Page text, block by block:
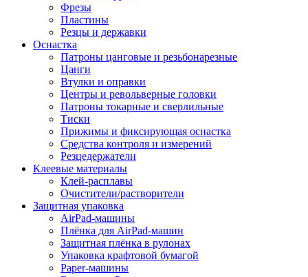
Фрезы
Пластины
Резцы и державки
Оснастка
Патроны цанговые и резьбонарезные
Цанги
Втулки и оправки
Центры и револьверные головки
Патроны токарные и сверлильные
Тиски
Прижимы и фиксирующая оснастка
Средства контроля и измерений
Резцедержатели
Клеевые материалы
Клей-расплавы
Очистители/растворители
Защитная упаковка
AirPad-машины
Плёнка для AirPad-машин
Защитная плёнка в рулонах
Упаковка крафтовой бумагой
Paper-машины